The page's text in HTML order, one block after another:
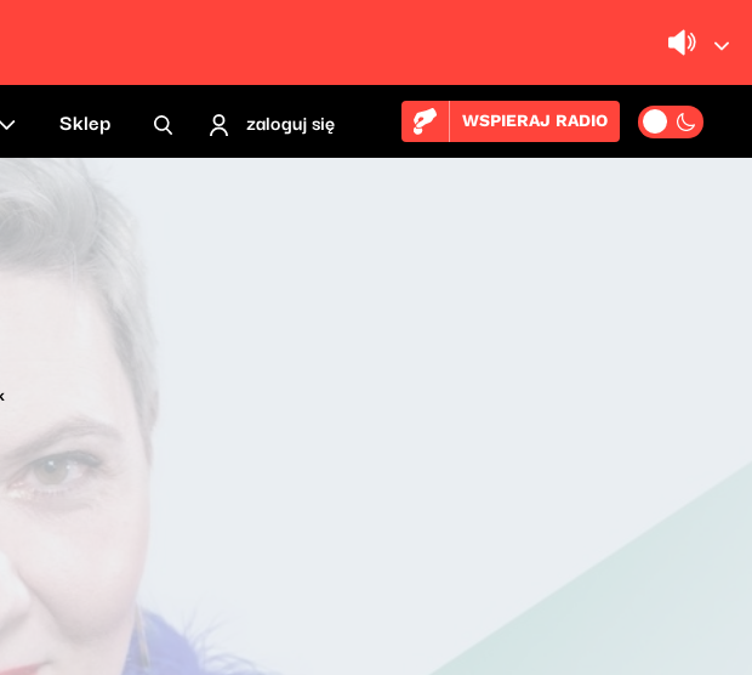
Sklep zaloguj się WSPIERAJ RADIO